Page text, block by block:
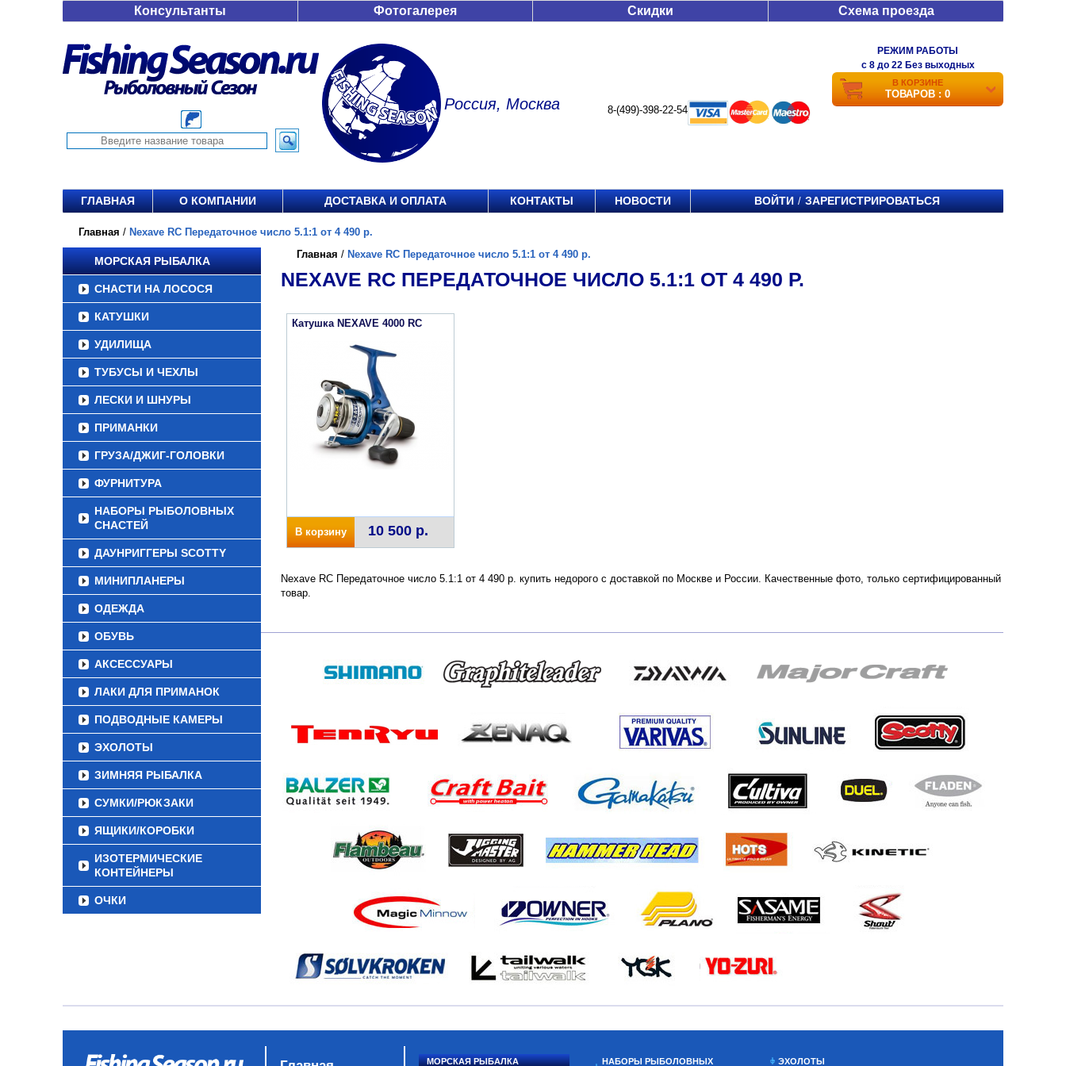
Консультанты Фотогалерея Скидки Схема проезда
Россия, Москва 8-(499)-398-22-54
РЕЖИМ РАБОТЫ
c 8 до 22 Без выходных
В КОРЗИНЕ
ТОВАРОВ : 0
ГЛАВНАЯ О КОМПАНИИ ДОСТАВКА И ОПЛАТА КОНТАКТЫ НОВОСТИ ВОЙТИ / ЗАРЕГИСТРИРОВАТЬСЯ
Главная / Nexave RC Передаточное число 5.1:1 от 4 490 р.
МОРСКАЯ РЫБАЛКА
СНАСТИ НА ЛОСОСЯ
КАТУШКИ
УДИЛИЩА
ТУБУСЫ И ЧЕХЛЫ
ЛЕСКИ И ШНУРЫ
ПРИМАНКИ
ГРУЗА/ДЖИГ-ГОЛОВКИ
ФУРНИТУРА
НАБОРЫ РЫБОЛОВНЫХ
СНАСТЕЙ
ДАУНРИГГЕРЫ SCOTTY
МИНИПЛАНЕРЫ
ОДЕЖДА
ОБУВЬ
АКСЕССУАРЫ
ЛАКИ ДЛЯ ПРИМАНОК
ПОДВОДНЫЕ КАМЕРЫ
ЭХОЛОТЫ
ЗИМНЯЯ РЫБАЛКА
СУМКИ/РЮКЗАКИ
ЯЩИКИ/КОРОБКИ
ИЗОТЕРМИЧЕСКИЕ
КОНТЕЙНЕРЫ
ОЧКИ
Главная / Nexave RC Передаточное число 5.1:1 от 4 490 р.
NEXAVE RC ПЕРЕДАТОЧНОЕ ЧИСЛО 5.1:1 ОТ 4 490 Р.
Катушка NEXAVE 4000 RC
В корзину 10 500 р.
Nexave RC Передаточное число 5.1:1 от 4 490 р. купить недорого с доставкой по Москве и России. Качественные фото, только сертифицированный
товар.
МОРСКАЯ РЫБАЛКА НАБОРЫ РЫБОЛОВНЫХ ЭХОЛОТЫ